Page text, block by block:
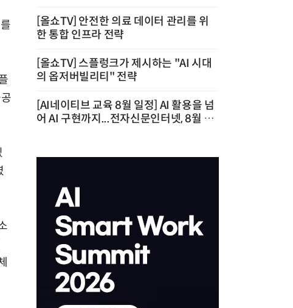
[올쇼TV] 안전한 의료 데이터 관리를 위
한 통합 인프라 전략
[올쇼TV] 스플렁크가 제시하는 "AI 시대
의 옵저버빌리티" 전략
[AI네이티브 교육 8월 일정] AI 활용을 넘
어 AI 구현까지...전자신문인터넷, 8월 실